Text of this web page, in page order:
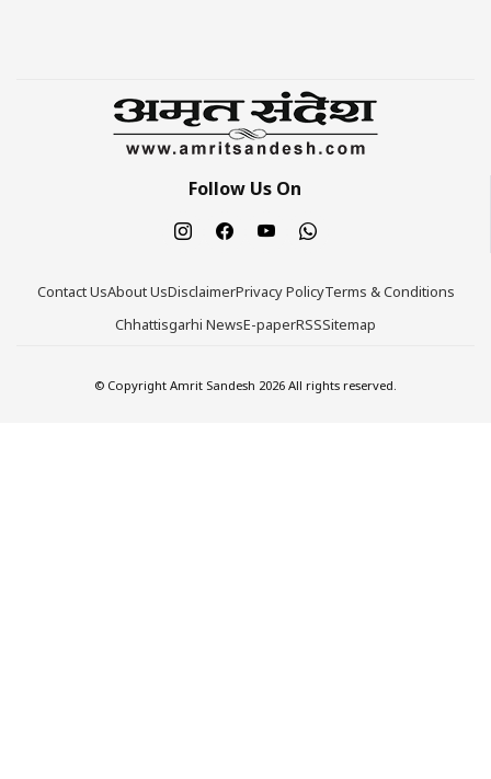
Follow Us On
Contact UsAbout UsDisclaimerPrivacy PolicyTerms & Conditions
Chhattisgarhi NewsE-paperRSSSitemap
© Copyright Amrit Sandesh 2026 All rights reserved.